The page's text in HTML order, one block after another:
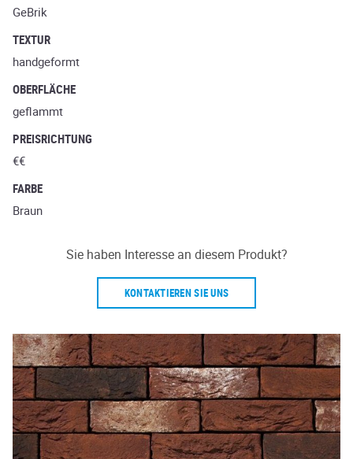
GeBrik
TEXTUR
handgeformt
OBERFLÄCHE
geflammt
PREISRICHTUNG
€€
FARBE
Braun
Sie haben Interesse an diesem Produkt?
KONTAKTIEREN SIE UNS